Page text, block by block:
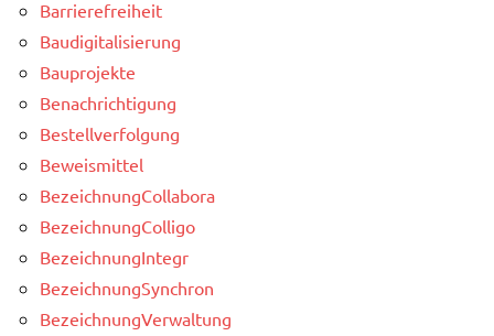
Barrierefreiheit
Baudigitalisierung
Bauprojekte
Benachrichtigung
Bestellverfolgung
Beweismittel
BezeichnungCollabora
BezeichnungColligo
BezeichnungIntegr
BezeichnungSynchron
BezeichnungVerwaltung